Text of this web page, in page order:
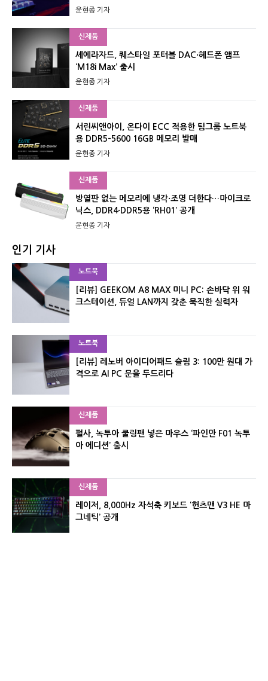
윤현종 기자
신제품
셰에라자드, 퀘스타일 포터블 DAC·헤드폰 앰프
‘M18i Max’ 출시
윤현종 기자
신제품
서린씨앤아이, 온다이 ECC 적용한 팀그룹 노트북
용 DDR5-5600 16GB 메모리 발매
윤현종 기자
신제품
방열판 없는 메모리에 냉각·조명 더한다…마이크로
닉스, DDR4·DDR5용 ‘RH01’ 공개
윤현종 기자
인기 기사
노트북
[리뷰] GEEKOM A8 MAX 미니 PC: 손바닥 위 워
크스테이션, 듀얼 LAN까지 갖춘 묵직한 실력자
노트북
[리뷰] 레노버 아이디어패드 슬림 3: 100만 원대 가
격으로 AI PC 문을 두드리다
신제품
펄사, 녹투아 쿨링팬 넣은 마우스 ‘파인만 F01 녹투
아 에디션’ 출시
신제품
레이저, 8,000Hz 자석축 키보드 ‘헌츠맨 V3 HE 마
그네틱’ 공개